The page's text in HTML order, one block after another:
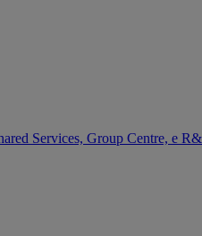
Services, Group Centre, e